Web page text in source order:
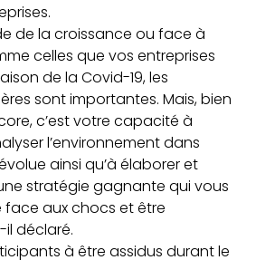
de la croissance ou face à
celles que vos entreprises
de la Covid-19, les
sont importantes. Mais, bien
c’est votre capacité à
l’environnement dans
ainsi qu’à élaborer et
stratégie gagnante qui vous
aux chocs et être
déclaré.
à être assidus durant le